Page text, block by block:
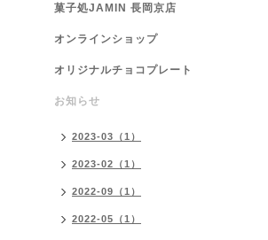
菓子処JAMIN 長岡京店
オンラインショップ
オリジナルチョコプレート
お知らせ
2023-03（1）
2023-02（1）
2022-09（1）
2022-05（1）